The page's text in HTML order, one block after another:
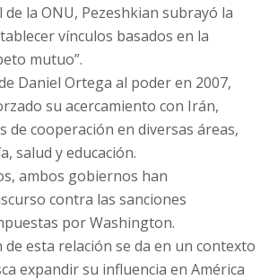
de la ONU, Pezeshkian subrayó la
vínculos basados en la
mutuo”.
Daniel Ortega al poder en 2007,
su acercamiento con Irán,
de cooperación en diversas áreas,
salud y educación.
ambos gobiernos han
contra las sanciones
por Washington.
esta relación se da en un contexto
expandir su influencia en América